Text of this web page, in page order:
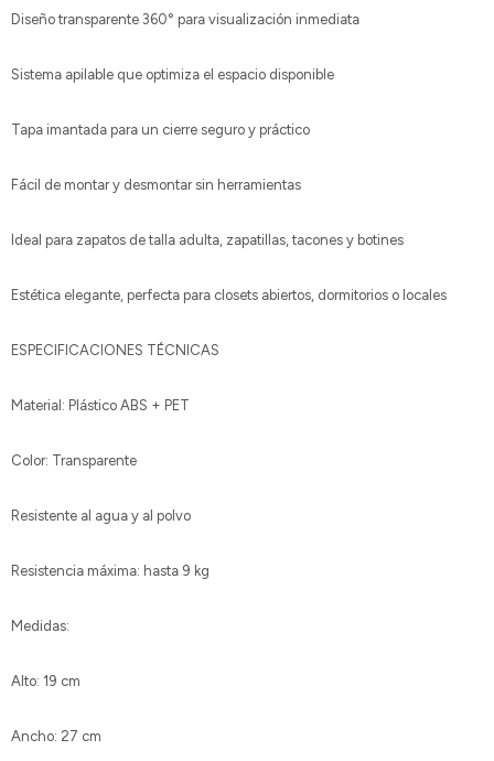
Diseño transparente 360° para visualización inmediata
Sistema apilable que optimiza el espacio disponible
Tapa imantada para un cierre seguro y práctico
Fácil de montar y desmontar sin herramientas
Ideal para zapatos de talla adulta, zapatillas, tacones y botines
Estética elegante, perfecta para closets abiertos, dormitorios o locales
ESPECIFICACIONES TÉCNICAS
Material: Plástico ABS + PET
Color: Transparente
Resistente al agua y al polvo
Resistencia máxima: hasta 9 kg
Medidas:
Alto: 19 cm
Ancho: 27 cm